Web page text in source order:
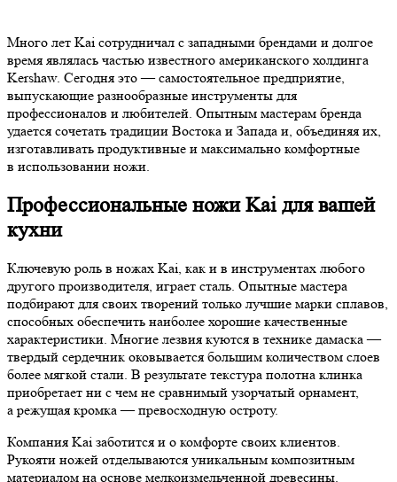
Много лет Kai сотрудничал с западными брендами и долгое
время являлась частью известного американского холдинга
Kershaw. Сегодня это — самостоятельное предприятие,
выпускающие разнообразные инструменты для
профессионалов и любителей. Опытным мастерам бренда
удается сочетать традиции Востока и Запада и, объединяя их,
изготавливать продуктивные и максимально комфортные
в использовании ножи.
Профессиональные ножи Kai для вашей
кухни
Ключевую роль в ножах Kai, как и в инструментах любого
другого производителя, играет сталь. Опытные мастера
подбирают для своих творений только лучшие марки сплавов,
способных обеспечить наиболее хорошие качественные
характеристики. Многие лезвия куются в технике дамаска —
твердый сердечник оковывается большим количеством слоев
более мягкой стали. В результате текстура полотна клинка
приобретает ни с чем не сравнимый узорчатый орнамент,
а режущая кромка — превосходную остроту.
Компания Kai заботится и о комфорте своих клиентов.
Рукояти ножей отделываются уникальным композитным
материалом на основе мелкоизмельченной древесины.